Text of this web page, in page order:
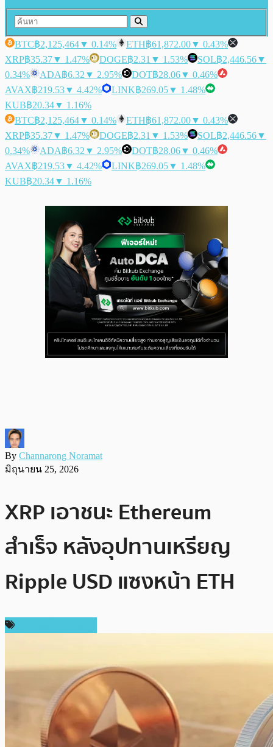
BTC฿2,125,464▼ 0.14% ETH฿61,872.00▼ 0.43%
XRP฿35.37▼ 1.47% DOGE฿2.31 ▼ 1.53% SOL฿2,446.56▼
0.34%
ADA฿6.32 ▼ 2.95% DOT฿28.06▼ 0.46%
AVAX฿219.53▼ 4.42% LINK฿269.05▼ 1.48%
KUB฿20.34▼ 1.16%
BTC฿2,125,464▼ 0.14% ETH฿61,872.00▼ 0.43%
XRP฿35.37▼ 1.47% DOGE฿2.31 ▼ 1.53% SOL฿2,446.56▼
0.34%
ADA฿6.32 ▼ 2.95% DOT฿28.06▼ 0.46%
AVAX฿219.53▼ 4.42% LINK฿269.05▼ 1.48%
KUB฿20.34▼ 1.16%
By Channarong Noramat
มิถุนายน 25, 2026
XRP เอาชนะ Ethereum
สำเร็จ หลังอุปทานเหรียญ
Ripple USD แซงหน้า ETH